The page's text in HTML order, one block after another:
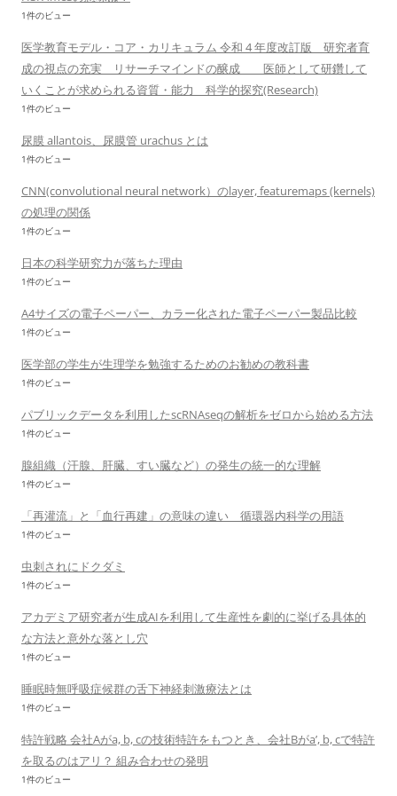
1件のビュー
医学教育モデル・コア・カリキュラム 令和 4 年度改訂版 研究者育
成の視点の充実 リサーチマインドの醸成 医師として研鑽して
いくことが求められる資質・能力 科学的探究(Research)
1件のビュー
尿膜 allantois、尿膜管 urachus とは
1件のビュー
CNN(convolutional neural network）のlayer, featuremaps (kernels)
の処理の関係
1件のビュー
日本の科学研究力が落ちた理由
1件のビュー
A4サイズの電子ペーパー、カラー化された電子ペーパー製品比較
1件のビュー
医学部の学生が生理学を勉強するためのお勧めの教科書
1件のビュー
パブリックデータを利用したscRNAseqの解析をゼロから始める方法
1件のビュー
腺組織（汗腺、肝臓、すい臓など）の発生の統一的な理解
1件のビュー
「再灌流」と「血行再建」の意味の違い 循環器内科学の用語
1件のビュー
虫刺されにドクダミ
1件のビュー
アカデミア研究者が生成AIを利用して生産性を劇的に挙げる具体的
な方法と意外な落とし穴
1件のビュー
睡眠時無呼吸症候群の舌下神経刺激療法とは
1件のビュー
特許戦略 会社Aがa, b, cの技術特許をもつとき、会社Bがa’, b, cで特許
を取るのはアリ？ 組み合わせの発明
1件のビュー